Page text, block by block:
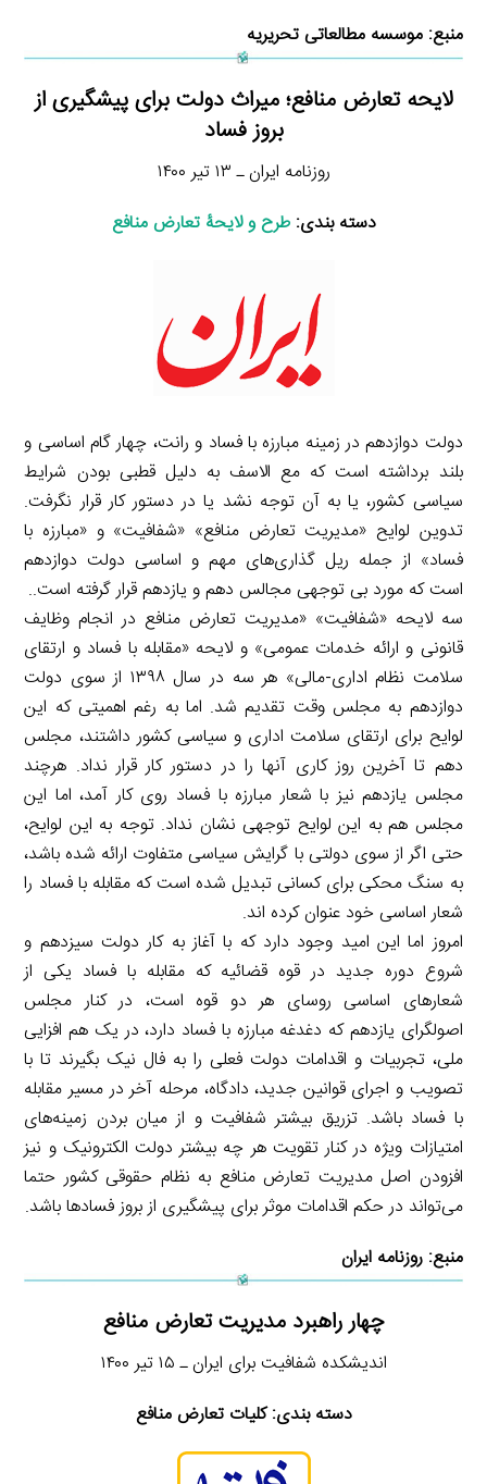
منبع:موسسه مطالعاتی تحریریه
لایحه تعارض منافع؛ میراث دولت برای پیشگیری از
بروز فساد
روزنامه ایران ـ ۱۳ تیر ۱۴۰۰
دسته بندی:طرح و لایحۀ تعارض منافع
دولت دوازدهم در زمینه مبارزه با فساد و رانت، چهار گام اساسی و
بلند برداشته است که مع الاسف به دلیل قطبی بودن شرایط
سیاسی کشور، یا به آن توجه نشد یا در دستور کار قرار نگرفت.
تدوین لوایح «مدیریت تعارض منافع» «شفافیت» و «مبارزه با
فساد» از جمله ریل گذاری‌های مهم و اساسی دولت دوازدهم
است که مورد بی توجهی مجالس دهم و یازدهم قرار گرفته است..
سه لایحه «شفافیت» «مدیریت تعارض منافع در انجام وظایف
قانونی و ارائه خدمات عمومی» و لایحه «مقابله با فساد و ارتقای
سلامت نظام اداری-مالی» هر سه در سال ۱۳۹۸ از سوی دولت
دوازدهم به مجلس وقت تقدیم شد. اما به رغم اهمیتی که این
لوایح برای ارتقای سلامت اداری و سیاسی کشور داشتند، مجلس
دهم تا آخرین روز کاری آنها را در دستور کار قرار نداد. هرچند
مجلس یازدهم نیز با شعار مبارزه با فساد روی کار آمد، اما این
مجلس هم به این لوایح توجهی نشان نداد. توجه به این لوایح،
حتی اگر از سوی دولتی با گرایش سیاسی متفاوت ارائه شده باشد،
به سنگ محکی برای کسانی تبدیل شده است که مقابله با فساد را
شعار اساسی خود عنوان کرده اند.
امروز اما این امید وجود دارد که با آغاز به کار دولت سیزدهم و
شروع دوره جدید در قوه قضائیه که مقابله با فساد یکی از
شعارهای اساسی روسای هر دو قوه است، در کنار مجلس
اصولگرای یازدهم که دغدغه مبارزه با فساد دارد، در یک هم افزایی
ملی، تجربیات و اقدامات دولت فعلی را به فال نیک بگیرند تا با
تصویب و اجرای قوانین جدید، دادگاه، مرحله آخر در مسیر مقابله
با فساد باشد. تزریق بیشتر شفافیت و از میان بردن زمینه‌های
امتیازات ویژه در کنار تقویت هر چه بیشتر دولت الکترونیک و نیز
افزودن اصل مدیریت تعارض منافع به نظام حقوقی کشور حتما
می‌تواند در حکم اقدامات موثر برای پیشگیری از بروز فسادها باشد.
منبع:روزنامه ایران
چهار راهبرد مدیریت تعارض منافع
اندیشکده شفافیت برای ایران ـ ۱۵ تیر ۱۴۰۰
دسته بندی: کلیات تعارض منافع